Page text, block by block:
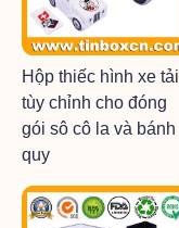
Hộp thiếc hình xe tải
tùy chỉnh cho đóng
gói sô cô la và bánh
quy